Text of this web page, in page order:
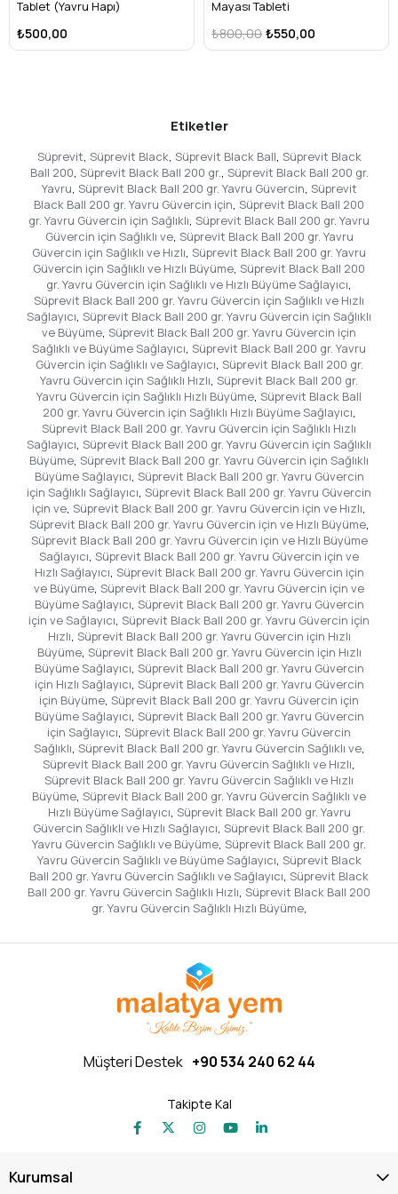
Tablet (Yavru Hapı)
₺500,00
Mayası Tableti
₺550,00
₺800,00
Etiketler
Süprevit, Süprevit Black, Süprevit Black Ball, Süprevit Black
Ball 200, Süprevit Black Ball 200 gr., Süprevit Black Ball 200 gr.
Yavru, Süprevit Black Ball 200 gr. Yavru Güvercin, Süprevit
Black Ball 200 gr. Yavru Güvercin için, Süprevit Black Ball 200
gr. Yavru Güvercin için Sağlıklı, Süprevit Black Ball 200 gr. Yavru
Güvercin için Sağlıklı ve, Süprevit Black Ball 200 gr. Yavru
Güvercin için Sağlıklı ve Hızlı, Süprevit Black Ball 200 gr. Yavru
Güvercin için Sağlıklı ve Hızlı Büyüme, Süprevit Black Ball 200
gr. Yavru Güvercin için Sağlıklı ve Hızlı Büyüme Sağlayıcı,
Süprevit Black Ball 200 gr. Yavru Güvercin için Sağlıklı ve Hızlı
Sağlayıcı, Süprevit Black Ball 200 gr. Yavru Güvercin için Sağlıklı
ve Büyüme, Süprevit Black Ball 200 gr. Yavru Güvercin için
Sağlıklı ve Büyüme Sağlayıcı, Süprevit Black Ball 200 gr. Yavru
Güvercin için Sağlıklı ve Sağlayıcı, Süprevit Black Ball 200 gr.
Yavru Güvercin için Sağlıklı Hızlı, Süprevit Black Ball 200 gr.
Yavru Güvercin için Sağlıklı Hızlı Büyüme, Süprevit Black Ball
200 gr. Yavru Güvercin için Sağlıklı Hızlı Büyüme Sağlayıcı,
Süprevit Black Ball 200 gr. Yavru Güvercin için Sağlıklı Hızlı
Sağlayıcı, Süprevit Black Ball 200 gr. Yavru Güvercin için Sağlıklı
Büyüme, Süprevit Black Ball 200 gr. Yavru Güvercin için Sağlıklı
Büyüme Sağlayıcı, Süprevit Black Ball 200 gr. Yavru Güvercin
için Sağlıklı Sağlayıcı, Süprevit Black Ball 200 gr. Yavru Güvercin
için ve, Süprevit Black Ball 200 gr. Yavru Güvercin için ve Hızlı,
Süprevit Black Ball 200 gr. Yavru Güvercin için ve Hızlı Büyüme,
Süprevit Black Ball 200 gr. Yavru Güvercin için ve Hızlı Büyüme
Sağlayıcı, Süprevit Black Ball 200 gr. Yavru Güvercin için ve
Hızlı Sağlayıcı, Süprevit Black Ball 200 gr. Yavru Güvercin için
ve Büyüme, Süprevit Black Ball 200 gr. Yavru Güvercin için ve
Büyüme Sağlayıcı, Süprevit Black Ball 200 gr. Yavru Güvercin
için ve Sağlayıcı, Süprevit Black Ball 200 gr. Yavru Güvercin için
Hızlı, Süprevit Black Ball 200 gr. Yavru Güvercin için Hızlı
Büyüme, Süprevit Black Ball 200 gr. Yavru Güvercin için Hızlı
Büyüme Sağlayıcı, Süprevit Black Ball 200 gr. Yavru Güvercin
için Hızlı Sağlayıcı, Süprevit Black Ball 200 gr. Yavru Güvercin
için Büyüme, Süprevit Black Ball 200 gr. Yavru Güvercin için
Büyüme Sağlayıcı, Süprevit Black Ball 200 gr. Yavru Güvercin
için Sağlayıcı, Süprevit Black Ball 200 gr. Yavru Güvercin
Sağlıklı, Süprevit Black Ball 200 gr. Yavru Güvercin Sağlıklı ve,
Süprevit Black Ball 200 gr. Yavru Güvercin Sağlıklı ve Hızlı,
Süprevit Black Ball 200 gr. Yavru Güvercin Sağlıklı ve Hızlı
Büyüme, Süprevit Black Ball 200 gr. Yavru Güvercin Sağlıklı ve
Hızlı Büyüme Sağlayıcı, Süprevit Black Ball 200 gr. Yavru
Güvercin Sağlıklı ve Hızlı Sağlayıcı, Süprevit Black Ball 200 gr.
Yavru Güvercin Sağlıklı ve Büyüme, Süprevit Black Ball 200 gr.
Yavru Güvercin Sağlıklı ve Büyüme Sağlayıcı, Süprevit Black
Ball 200 gr. Yavru Güvercin Sağlıklı ve Sağlayıcı, Süprevit Black
Ball 200 gr. Yavru Güvercin Sağlıklı Hızlı, Süprevit Black Ball 200
gr. Yavru Güvercin Sağlıklı Hızlı Büyüme,
Müşteri Destek +90 534 240 62 44
Takipte Kal
Kurumsal